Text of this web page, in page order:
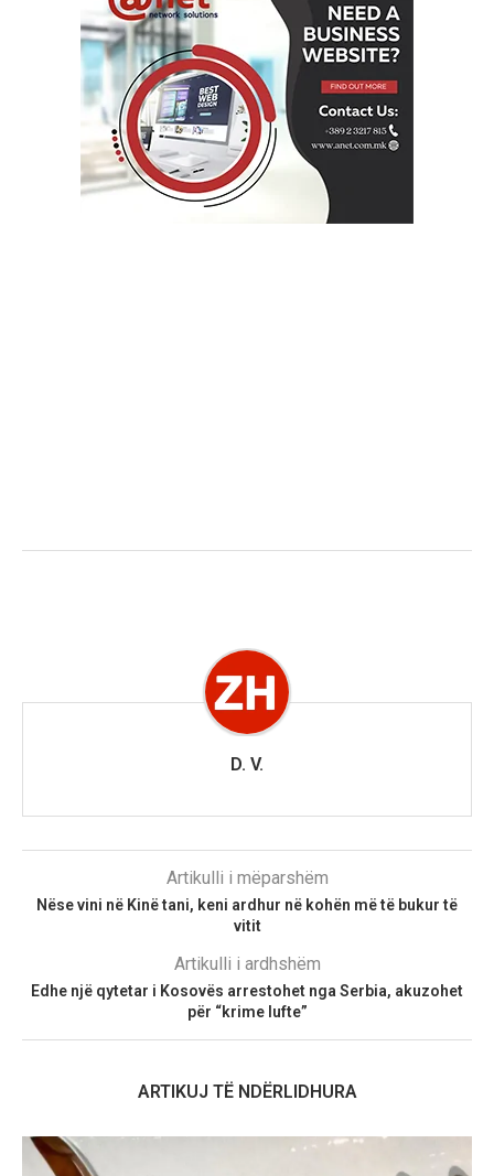
D. V.
Artikulli i mëparshëm
Nëse vini në Kinë tani, keni ardhur në kohën më të bukur të
vitit
Artikulli i ardhshëm
​Edhe një qytetar i Kosovës arrestohet nga Serbia, akuzohet
për “krime lufte”
ARTIKUJ TË NDËRLIDHURA